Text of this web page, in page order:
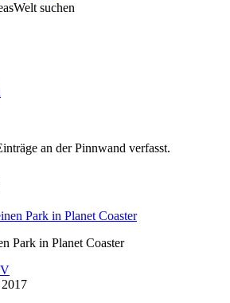
suchen
an der Pinnwand verfasst.
Park in Planet Coaster